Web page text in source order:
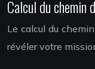
Calcul du chemin
Le calcul du
révéler votre